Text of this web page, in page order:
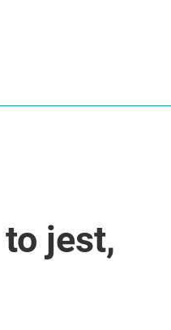
jest,